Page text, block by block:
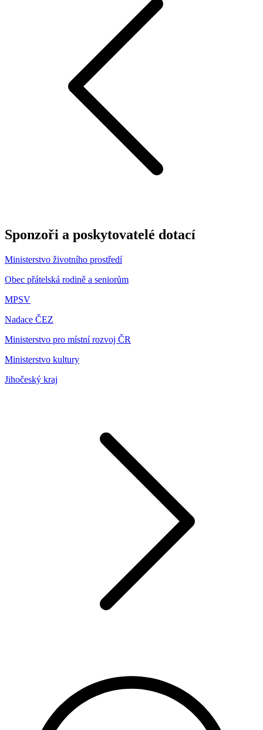
Sponzoři a poskytovatelé dotací
Ministerstvo životního prostředí
Obec přátelská rodině a seniorům
MPSV
Nadace ČEZ
Ministerstvo pro místní rozvoj ČR
Ministerstvo kultury
Jihočeský kraj